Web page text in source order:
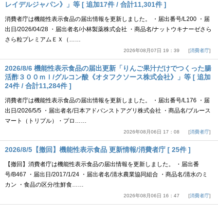
レイデルジャパン》」等 [ 追加17件 / 合計11,301件 ]
消費者庁は機能性表示食品の届出情報を更新しました。 ・届出番号/L200 ・届
出日/2026/04/28 ・届出者名/小林製薬株式会社 ・商品名/ナットウキナーゼさら
さら粒プレミアムＥＸ（……
2026年08月07日 19：39 消費者庁
2026/8/6 機能性表示食品の届出更新「りんご果汁だけでつくった腸
活酢３００ｍｌ/グルコン酸《オタフクソース株式会社》」等 [ 追加
24件 / 合計11,284件 ]
消費者庁は機能性表示食品の届出情報を更新しました。 ・届出番号/L176 ・届
出日/2026/5/5 ・届出者名/日本アドバンストアグリ株式会社 ・商品名/ブルース
マート（トリプル）・プロ……
2026年08月06日 17：08 消費者庁
2026/8/5【撤回】機能性表示食品 更新情報/消費者庁 [ 25件 ]
【撤回】消費者庁は機能性表示食品の届出情報を更新しました。 ・届出番
号/B467 ・届出日/2017/1/24 ・届出者名/清水農業協同組合 ・商品名/清水のミ
カン ・食品の区分/生鮮食……
2026年08月06日 16：47 消費者庁